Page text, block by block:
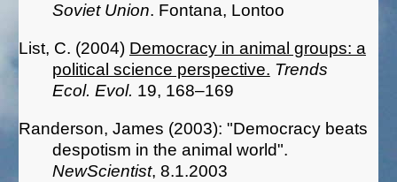
Soviet Union. Fontana, Lontoo
List, C. (2004) Democracy in animal groups: a
political science perspective. Trends
Ecol. Evol. 19, 168–169
Randerson, James (2003): "Democracy beats
despotism in the animal world".
NewScientist, 8.1.2003